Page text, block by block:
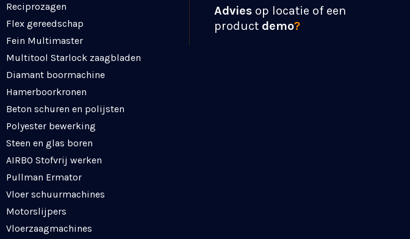
Reciprozagen
Flex gereedschap
Fein Multimaster
Multitool Starlock zaagbladen
Diamant boormachine
Hamerboorkronen
Beton schuren en polijsten
Polyester bewerking
Steen en glas boren
AIRBO Stofvrij werken
Pullman Ermator
Vloer schuurmachines
Motorslijpers
Vloerzaagmachines
Advies op locatie of een
product demo?